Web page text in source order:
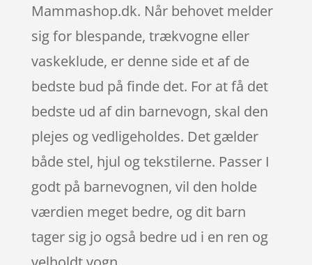
Mammashop.dk. Når behovet melder
sig for blespande, trækvogne eller
vaskeklude, er denne side et af de
bedste bud på finde det. For at få det
bedste ud af din barnevogn, skal den
plejes og vedligeholdes. Det gælder
både stel, hjul og tekstilerne. Passer I
godt på barnevognen, vil den holde
værdien meget bedre, og dit barn
tager sig jo også bedre ud i en ren og